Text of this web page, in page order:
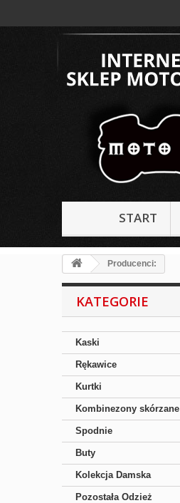
START
Producenci:
KATEGORIE
Kaski
Rękawice
Kurtki
Kombinezony skórzane
Spodnie
Buty
Kolekcja Damska
Pozostała Odzież